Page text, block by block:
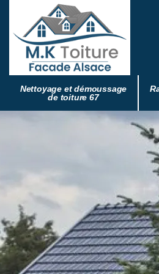
Nettoyage et démoussage
de toiture 67